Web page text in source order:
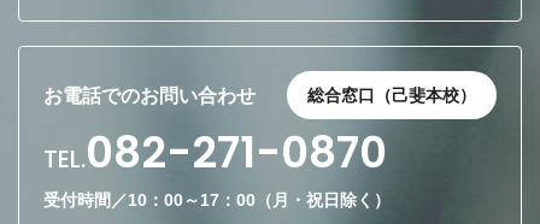
お電話でのお問い合わせ 総合窓口（己斐本校）
TEL.082-271-0870
受付時間／10：00～17：00（月・祝日除く）